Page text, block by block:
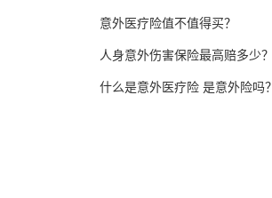
意外医疗险值不值得买？
人身意外伤害保险最高赔多少？
什么是意外医疗险 是意外险吗？